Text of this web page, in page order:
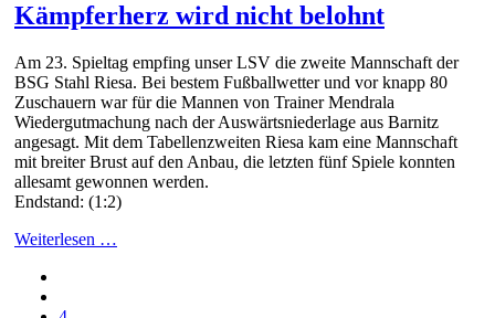
Kämpferherz wird nicht belohnt
Am 23. Spieltag empfing unser LSV die zweite Mannschaft der
BSG Stahl Riesa. Bei bestem Fußballwetter und vor knapp 80
Zuschauern war für die Mannen von Trainer Mendrala
Wiedergutmachung nach der Auswärtsniederlage aus Barnitz
angesagt. Mit dem Tabellenzweiten Riesa kam eine Mannschaft
mit breiter Brust auf den Anbau, die letzten fünf Spiele konnten
allesamt gewonnen werden.
Endstand: (1:2)
Weiterlesen …